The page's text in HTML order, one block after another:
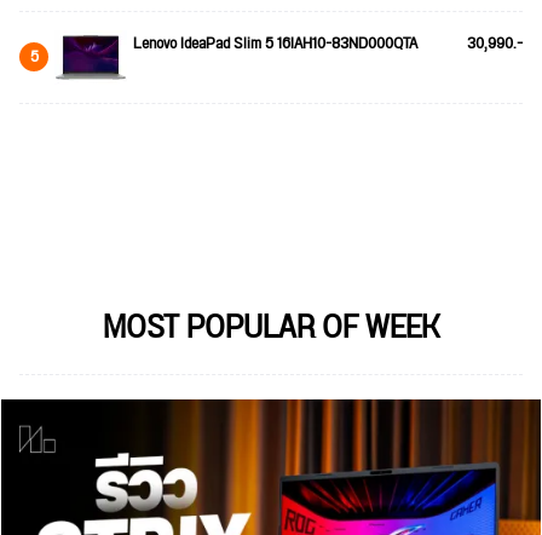
5 Lenovo IdeaPad Slim 5 16IAH10-83ND000QTA 30,990.-
MOST POPULAR OF WEEK